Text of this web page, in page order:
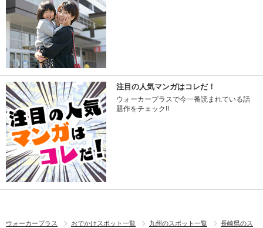
注目の人気マンガはコレだ！
ウォーカープラスで今一番読まれている話
題作をチェック!!
ウォーカープラス おでかけスポット一覧 九州のスポット一覧
長崎県のス